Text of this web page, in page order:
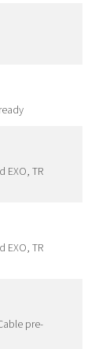
EXO, TR
EXO, TR
pre-